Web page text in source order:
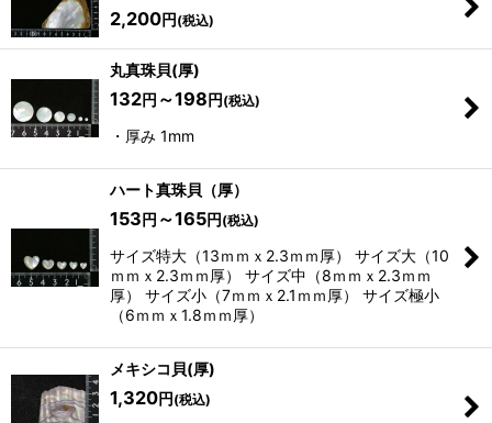
2,200円 (税込)
丸真珠貝(厚)
132円 ～198 円 (税込)
・厚み 1mm
ハート真珠貝（厚）
153 円 ～165円 (税込)
サイズ特大（13ｍｍｘ2.3ｍｍ厚） サイズ大（10
ｍｍｘ2.3ｍｍ厚） サイズ中（8ｍｍｘ2.3ｍｍ
厚） サイズ小（7ｍｍｘ2.1ｍｍ厚） サイズ極小
（6ｍｍｘ1.8ｍｍ厚）
メキシコ貝(厚)
1,320円 (税込)